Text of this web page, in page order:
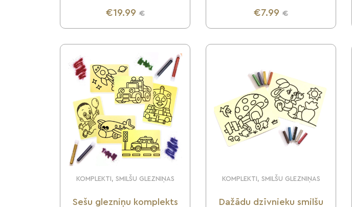
€19.99 €
UZZINI VAIRĀK
€7.99 €
UZZINI VAIRĀK
KOMPLEKTI, SMILŠU GLEZNIŅAS
Sešu glezniņu komplekts
KOMPLEKTI, SMILŠU GLEZNIŅAS
Dažādu dzīvnieku smilšu